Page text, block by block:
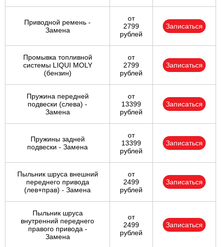
Приводной ремень -
Замена
от
2799
рублей
Записаться
Промывка топливной
системы LIQUI MOLY
(бензин)
от
2799
рублей
Записаться
Пружина передней
подвески (слева) -
Замена
от
13399
рублей
Записаться
Пружины задней
подвески - Замена
от
13399
рублей
Записаться
Пыльник шруса внешний
переднего привода
(лев+прав) - Замена
от
2499
рублей
Записаться
Пыльник шруса
внутренний переднего
правого привода -
Замена
от
2499
рублей
Записаться